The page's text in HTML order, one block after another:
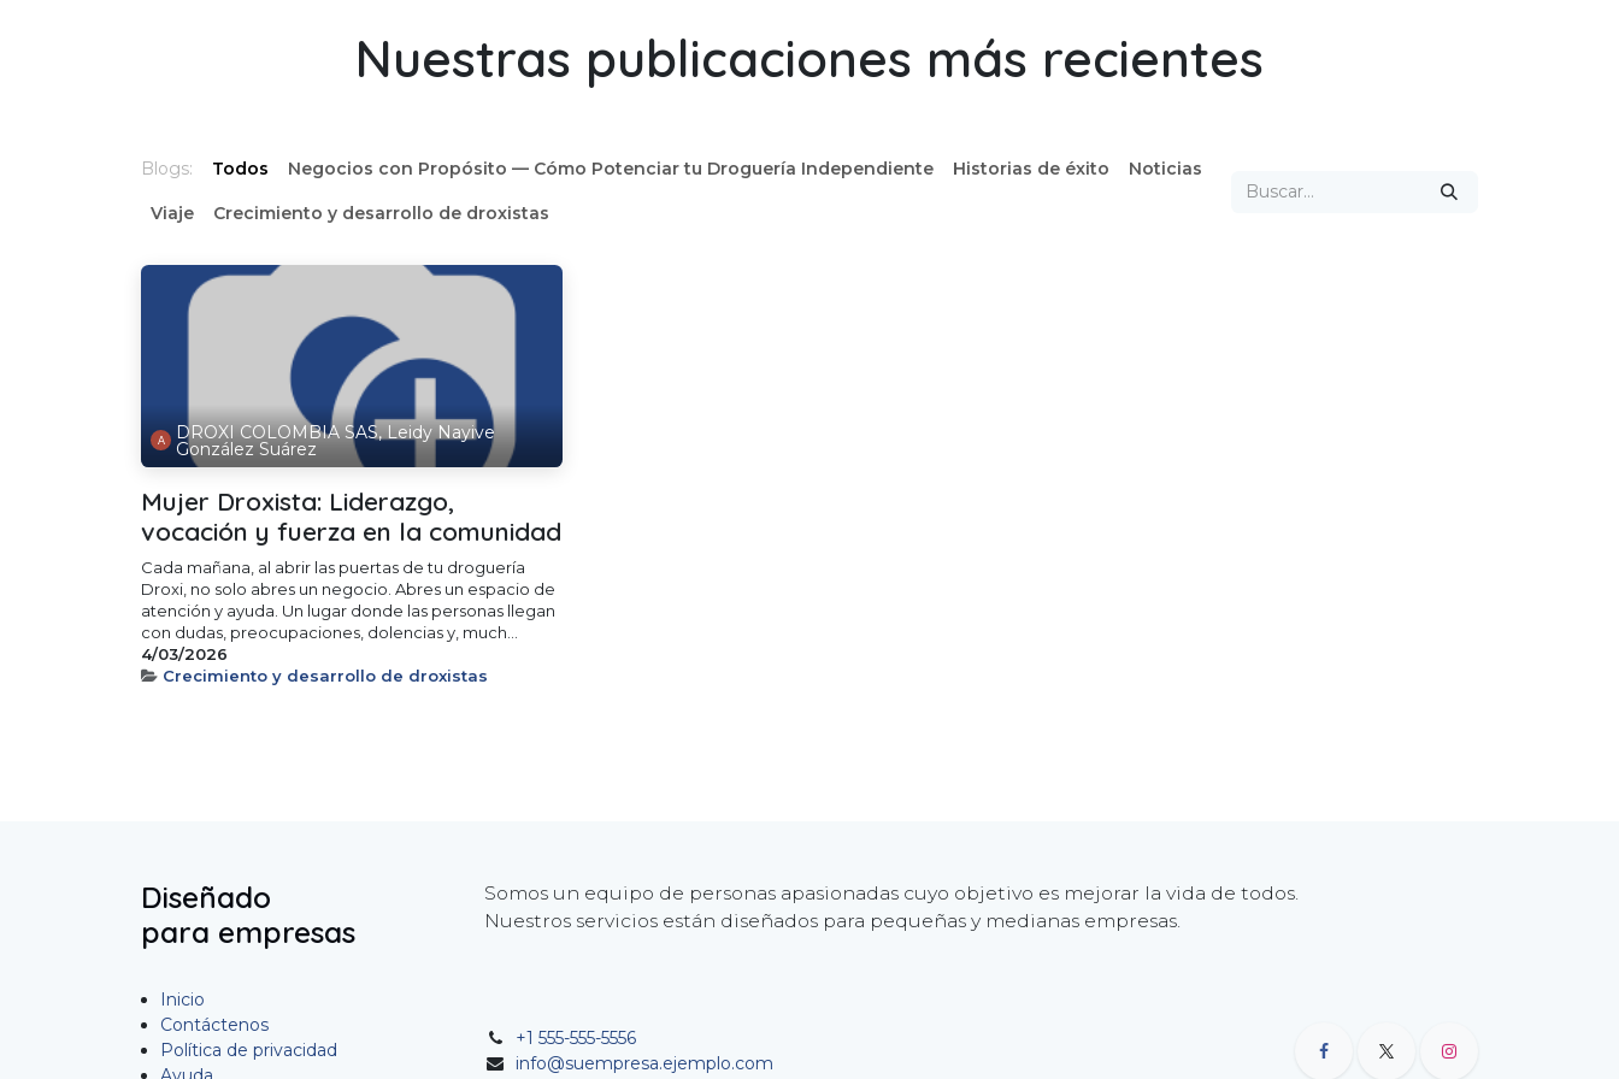
Nuestras publicaciones más recientes
Blogs: Todos Negocios con Propósito — Cómo Potenciar tu Droguería Independiente Historias de éxito Noticias
Viaje Crecimiento y desarrollo de droxistas
DROXI COLOMBIA SAS, Leidy Nayive
González Suárez
Mujer Droxista: Liderazgo,
vocación y fuerza en la comunidad
Cada mañana, al abrir las puertas de tu droguería
Droxi, no solo abres un negocio. Abres un espacio de
atención y ayuda. Un lugar donde las personas llegan
con dudas, preocupaciones, dolencias y, much...
4/03/2026
Crecimiento y desarrollo de droxistas
Diseñado
para empresas
Somos un equipo de personas apasionadas cuyo objetivo es mejorar la vida de todos.
Nuestros servicios están diseñados para pequeñas y medianas empresas.
Inicio
Contáctenos
Política de privacidad
+1 555-555-5556
info@suempresa.ejemplo.com